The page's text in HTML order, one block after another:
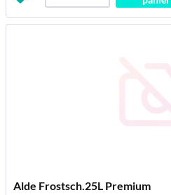
Alde Frostsch.25L Premium